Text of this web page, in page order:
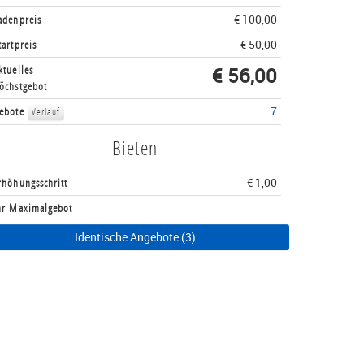
€ 100,00
€ 50,00
€ 56,00
Verlauf 7
Bieten
€ 1,00
Maximalgebot
Identische Angebote (3)